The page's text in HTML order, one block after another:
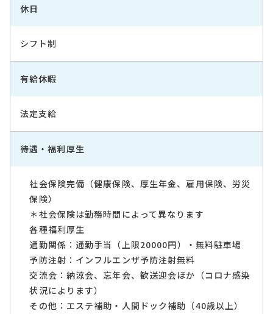
休日
シフト制
有給休暇
法定支給
待遇・福利厚生
社会保険完備（健康保険、厚生年金、雇用保険、労災
保険）
＊社会保険は勤務時間によって異なります
各種福利厚生
通勤関係：通勤手当（上限20000円）・無料駐車場
予防注射：インフルエンザ予防注射無料
交流会：納涼会、忘年会、歓送迎会ほか（コロナ感染
状況によります）
その他：エステ補助・人間ドック補助（40歳以上）